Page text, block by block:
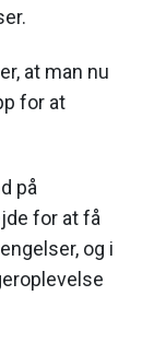
at man nu
for at
på
for at få
og i